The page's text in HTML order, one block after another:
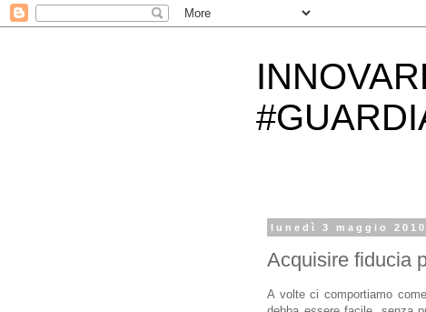
lunedì 3 maggio 2010
Acquisire fiducia
A volte ci comportiamo